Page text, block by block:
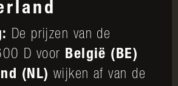
De prijzen van de
D voor België (BE)
(NL) wijken af van de